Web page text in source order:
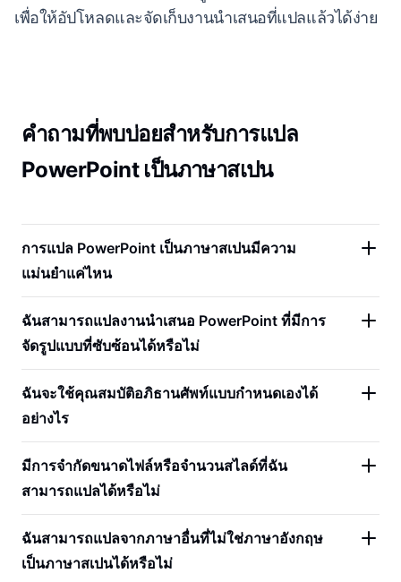
เพื่อให้อัปโหลดและจัดเก็บงานนำเสนอที่แปลแล้วได้ง่าย
คำถามที่พบบ่อยสำหรับการแปล
PowerPoint เป็นภาษาสเปน
การแปล PowerPoint เป็นภาษาสเปนมีความ
แม่นยำแค่ไหน
ฉันสามารถแปลงานนำเสนอ PowerPoint ที่มีการ
จัดรูปแบบที่ซับซ้อนได้หรือไม่
ฉันจะใช้คุณสมบัติอภิธานศัพท์แบบกำหนดเองได้
อย่างไร
มีการจำกัดขนาดไฟล์หรือจำนวนสไลด์ที่ฉัน
สามารถแปลได้หรือไม่
ฉันสามารถแปลจากภาษาอื่นที่ไม่ใช่ภาษาอังกฤษ
เป็นภาษาสเปนได้หรือไม่